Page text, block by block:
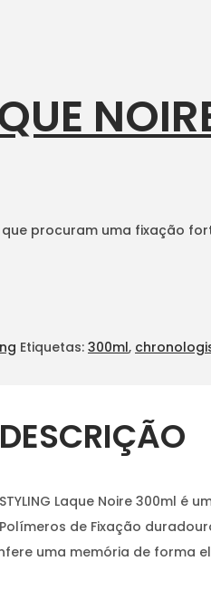
procuram uma fixação
Etiquetas: 300ml,
DESCRIÇÃO
STYLING Laque Noire 300ml
Polímeros de Fixação
uma memória de forma